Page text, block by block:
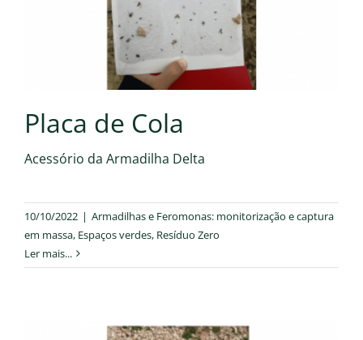
Placa de Cola
Acessório da Armadilha Delta
10/10/2022 | Armadilhas e Feromonas: monitorização e captura
em massa, Espaços verdes, Resíduo Zero
Ler mais...